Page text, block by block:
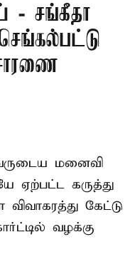
- சங்கீதா
மனைவி
ஏற்பட்ட கருத்து
கேட்டு
வழக்கு